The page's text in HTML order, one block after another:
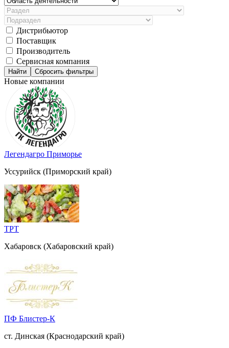
Дистрибьютор
Поставщик
Производитель
Сервисная компания
Сбросить фильтры
Новые компании
Легендагро Приморье
Уссурийск (Приморский край)
ТРТ
Хабаровск (Хабаровский край)
ПФ Блистер-К
ст. Динская (Краснодарский край)